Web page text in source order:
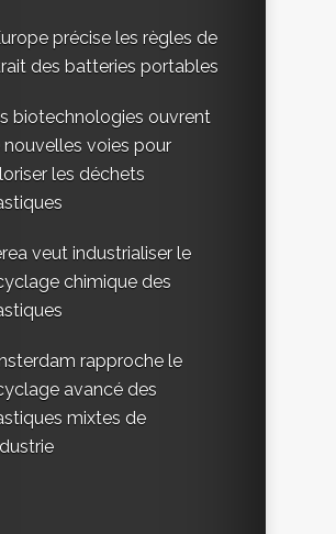
précise les règles de
des batteries portables
biotechnologies ouvrent
nouvelles voies pour
les déchets
veut industrialiser le
chimique des
rapproche le
avancé des
mixtes de